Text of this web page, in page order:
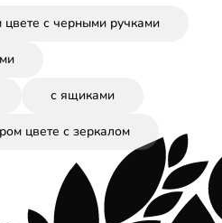
цвете с черными ручками
с ящиками
цвете с зеркалом